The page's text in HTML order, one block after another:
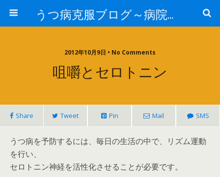
うつ病克服ブログ～病院へ行かずに治療するには～
2012年10月9日 • No Comments
咀嚼とセロトニン
Share Tweet Pin Mail SMS
うつ病を予防するには、毎日の生活の中で、リズム運動
を行い、
セロトニン神経を活性化させることが必要です。